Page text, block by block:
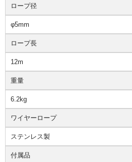
ロープ径
φ5mm
ロープ長
12m
重量
6.2kg
ワイヤーロープ
ステンレス製
付属品